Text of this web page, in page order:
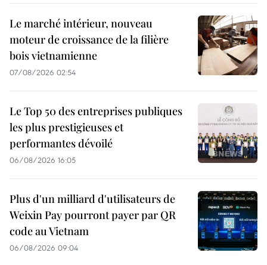
Le marché intérieur, nouveau
moteur de croissance de la filière
bois vietnamienne
07/08/2026 02:54
Le Top 50 des entreprises publiques
les plus prestigieuses et
performantes dévoilé
06/08/2026 16:05
Plus d'un milliard d'utilisateurs de
Weixin Pay pourront payer par QR
code au Vietnam
06/08/2026 09:04